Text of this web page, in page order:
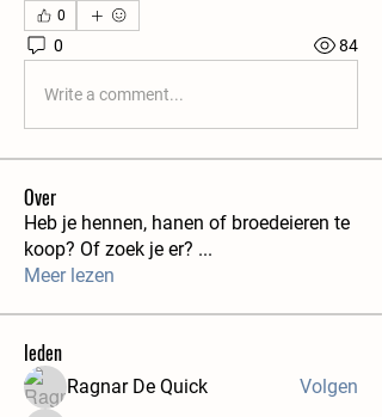
0
0 84
Write a comment...
Over
Heb je hennen, hanen of broedeieren te
koop? Of zoek je er? ...
Meer lezen
leden
Ragnar De Quick Volgen